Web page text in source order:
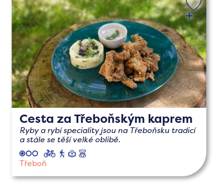
Cesta za Třeboňským kaprem
Ryby a rybí speciality jsou na Třeboňsku tradicí
a stále se těší velké oblibě.
cyklopěšínaučné
Třeboň